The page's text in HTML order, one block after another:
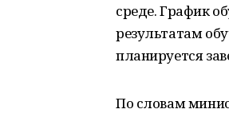
среде. График
результатам
планируется
По словам